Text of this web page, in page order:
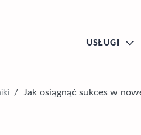
USŁUGI
/
Jak osiągnąć sukces w